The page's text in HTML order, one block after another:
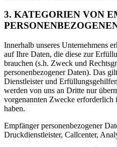
3. KATEGORIEN VON
Innerhalb unseres Unternehmens
auf Ihre Daten, die diese zur
brauchen (s.h. Zweck und
personenbezogener Daten). Das
Dienstleister und
werden von uns an Dritte nur
vorgenannten Zwecke
haben.
Empfänger personenbezogener
Druckdienstleister, Callcenter,